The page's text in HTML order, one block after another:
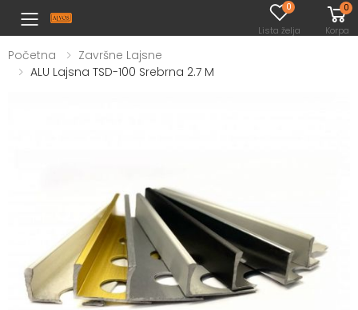
Toggle mobile menu
0
Lista želja
0
Korpa
Početna
Završne Lajsne
ALU Lajsna TSD-100 Srebrna 2.7 M